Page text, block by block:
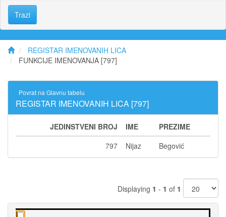
Trazi
REGISTAR IMENOVANIH LICA
FUNKCIJE IMENOVANJA [797]
Povrat na Glavnu tabelu
REGISTAR IMENOVANIH LICA [797]
JEDINSTVENI BROJ IME
PREZIME
797
Nijaz Begović
Displaying 1 - 1 of 1